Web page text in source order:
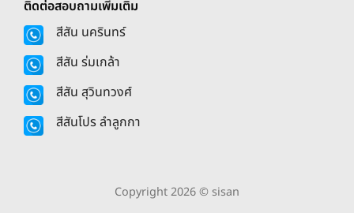
ติดต่อสอบถามเพิ่มเติม
สีสัน นครินทร์
สีสัน ร่มเกล้า
สีสัน สุวินทวงศ์
สีสันโปร ลำลูกกา
Copyright 2026 © sisan